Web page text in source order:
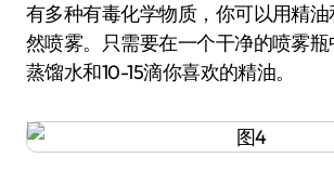
有多种有毒化学物质，你可以用精
然喷雾。只需要在一个干净的喷雾
蒸馏水和10-15滴你喜欢的精油。